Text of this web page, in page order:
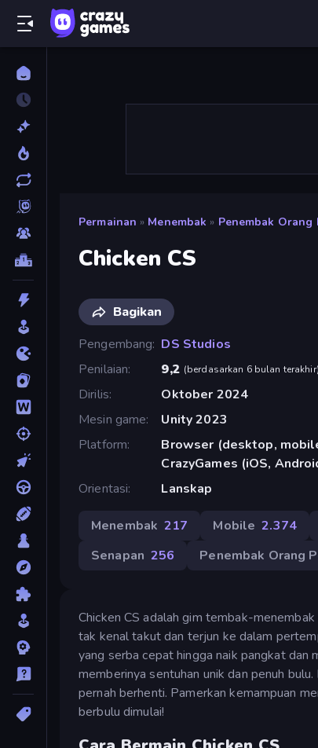
Permainan » Menembak » Penembak Orang
Chicken CS
Bagikan
Pengembang DS Studios
Penilaian
9,2 (berdasarkan 6 bulan terakhir)
Dirilis
Oktober 2024
Mesin game
Unity 2023
Platform
Browser (desktop,
CrazyGames (iOS,
Orientasi
Lanskap
Menembak 217 Mobile 2.374
Senapan 256 Penembak Orang
Chicken CS adalah gim tembak-
tak kenal takut dan terjun ke dalam
yang serba cepat hingga naik pangkat dan
memberinya sentuhan unik dan penuh
pernah berhenti. Pamerkan kemampuan
berbulu dimulai!